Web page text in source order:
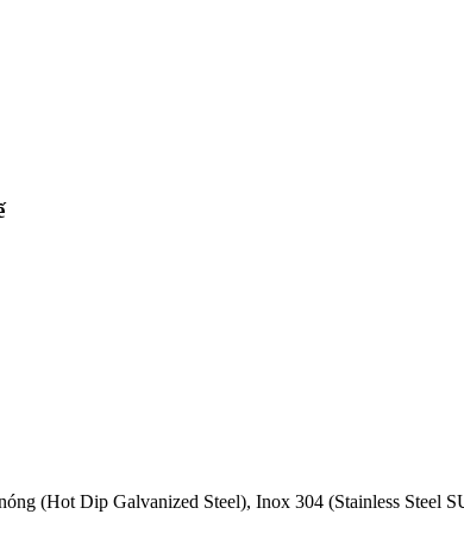
(Hot Dip Galvanized Steel), Inox 304 (Stainless Steel